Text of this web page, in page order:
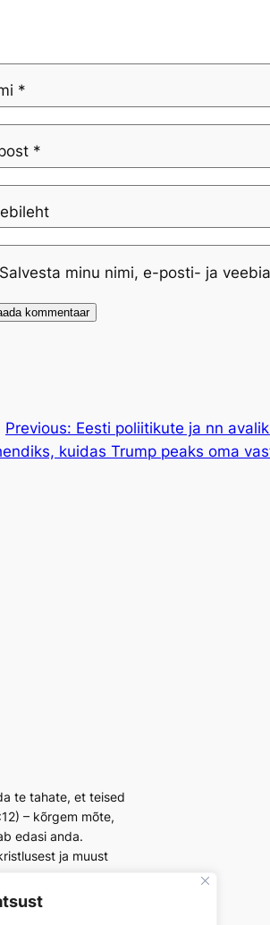
*
*
Salvesta minu nimi, e-posti- ja
Previous: Eesti poliitikute ja nn
kuidas Trump peaks oma
te tahate, et teised
– kõrgem mõte,
edasi anda.
ja muust